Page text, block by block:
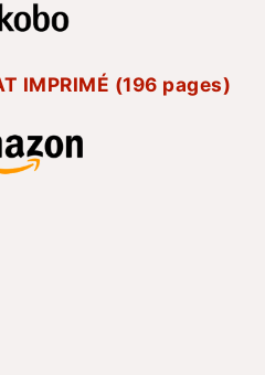
IMPRIMÉ (196 pages)